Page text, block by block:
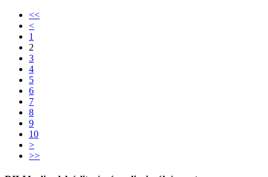
<<
<
1
2
3
4
5
6
7
8
9
10
>
>>